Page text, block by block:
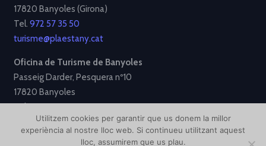
17820 Banyoles (Girona)
Tel. 972 57 35 50
turisme@plaestany.cat
Oficina de Turisme de Banyoles
Passeig Darder, Pesquera nº10
17820 Banyoles
Tel.972 58 34 70
turisme@ajbanyoles.org
Utilitzem cookies per garantir que us donem la millor
experiència al nostre lloc web. Si continueu utilitzant aquest
lloc, assumirem que us plau.